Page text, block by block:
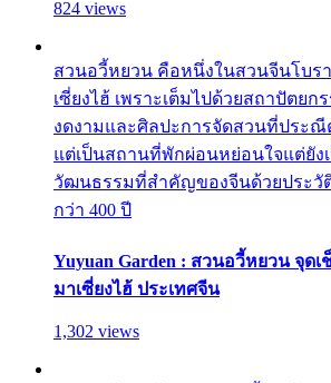
824 views
สวนอวี้หยวน คือหนึ่งในสวนจีนโบ
เซี่ยงไฮ้ เพราะเต็มไปด้วยสถาปัตย
งดงามและศิลปะการจัดสวนที่ประณี
แต่เป็นสถานที่พักผ่อนหย่อนใจแต่ยัง
วัฒนธรรมที่สำคัญของจีนด้วยประวั
กว่า 400 ปี
Yuyuan Garden : สวนอวี้หยวน จุด
มาเซี่ยงไฮ้ ประเทศจีน
1,302 views